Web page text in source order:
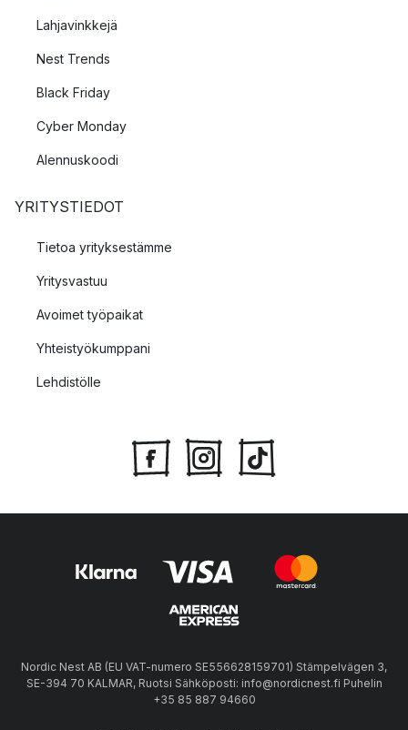
Lahjavinkkejä
Nest Trends
Black Friday
Cyber Monday
Alennuskoodi
YRITYSTIEDOT
Tietoa yrityksestämme
Yritysvastuu
Avoimet työpaikat
Yhteistyökumppani
Lehdistölle
Nordic Nest AB (EU VAT-numero SE556628159701) Stämpelvägen 3,
SE-394 70 KALMAR, Ruotsi Sähköposti: info@nordicnest.fi Puhelin
+35 85 887 94660